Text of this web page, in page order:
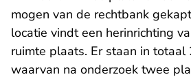
mogen van de rechtbank
locatie vindt een herinrichting
ruimte plaats. Er staan in totaal
waarvan na onderzoek twee